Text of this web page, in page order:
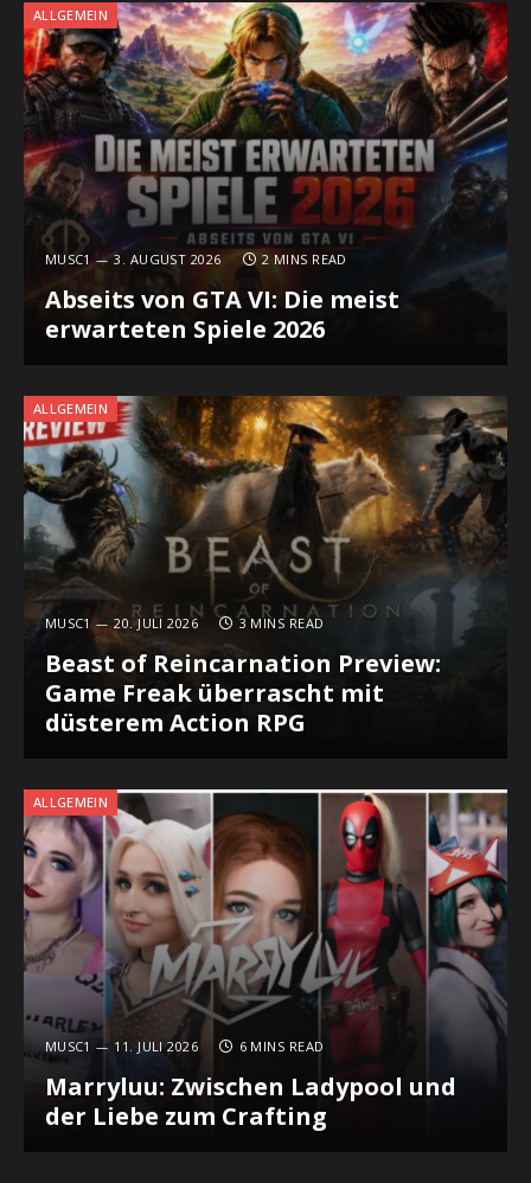
ALLGEMEIN
MUSC1 3. AUGUST 2026 2 MINS READ
Abseits von GTA VI: Die meist
erwarteten Spiele 2026
ALLGEMEIN
MUSC1 20. JULI 2026 3 MINS READ
Beast of Reincarnation Preview:
Game Freak überrascht mit
düsterem Action RPG
ALLGEMEIN
MUSC1 11. JULI 2026 6 MINS READ
Marryluu: Zwischen Ladypool und
der Liebe zum Crafting